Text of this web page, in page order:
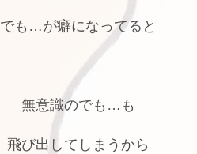
でも…が癖になってると
無意識のでも…も
飛び出してしまうから